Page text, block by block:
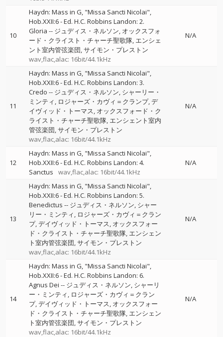
10
Haydn: Mass in G, "Missa Sancti Nicolai",
Hob.XXII:6 - Ed. H.C. Robbins Landon: 2.
Gloria -- ジュディス・ネルソン オックスフォ
ード・クライスト・チャーチ聖歌隊 エンシェ
ント室内管弦楽団 サイモン・プレストン
wav,flac,alac: 16bit/44.1kHz
N/A
11
Haydn: Mass in G, "Missa Sancti Nicolai",
Hob.XXII:6 - Ed. H.C. Robbins Landon: 3.
Credo -- ジュディス・ネルソン シャーリー・
ミンティ ロジャーズ・カヴィ＝クランプ デ
イヴィッド・トーマス オックスフォード・ク
ライスト・チャーチ聖歌隊 エンシェント室内
管弦楽団 サイモン・プレストン
wav,flac,alac: 16bit/44.1kHz
N/A
12
Haydn: Mass in G, "Missa Sancti Nicolai",
Hob.XXII:6 - Ed. H.C. Robbins Landon: 4.
Sanctus
wav,flac,alac: 16bit/44.1kHz
N/A
13
Haydn: Mass in G, "Missa Sancti Nicolai",
Hob.XXII:6 - Ed. H.C. Robbins Landon: 5.
Benedictus -- ジュディス・ネルソン シャー
リー・ミンティ ロジャーズ・カヴィ＝クラン
プ デイヴィッド・トーマス オックスフォー
ド・クライスト・チャーチ聖歌隊 エンシェン
ト室内管弦楽団 サイモン・プレストン
wav,flac,alac: 16bit/44.1kHz
N/A
14
Haydn: Mass in G, "Missa Sancti Nicolai",
Hob.XXII:6 - Ed. H.C. Robbins Landon: 6.
Agnus Dei -- ジュディス・ネルソン シャーリ
ー・ミンティ ロジャーズ・カヴィ＝クラン
プ デイヴィッド・トーマス オックスフォー
ド・クライスト・チャーチ聖歌隊 エンシェン
ト室内管弦楽団 サイモン・プレストン
wav,flac,alac: 16bit/44.1kHz
N/A